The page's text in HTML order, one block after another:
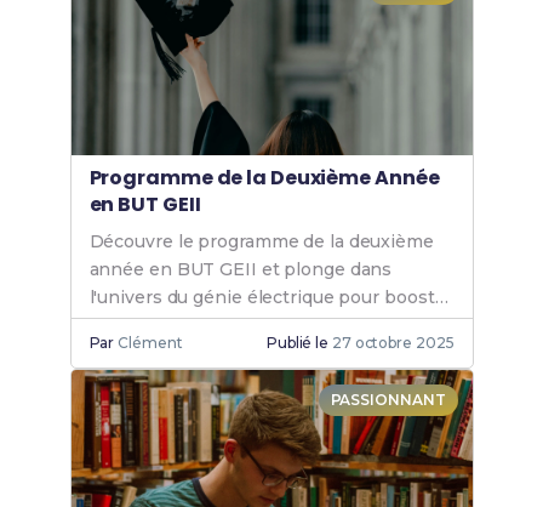
Programme de la Deuxième Année
en BUT GEII
Découvre le programme de la deuxième
année en BUT GEII et plonge dans
l'univers du génie électrique pour booster
tes compétences et ta carrière.
Par Clément Publié le 27 octobre 2025
PASSIONNANT